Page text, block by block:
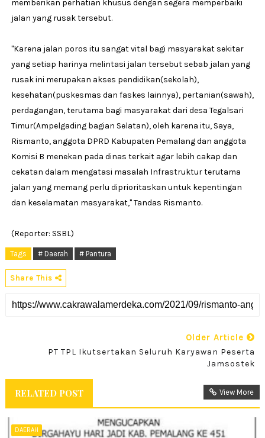
memberikan perhatian khusus dengan segera memperbaiki
jalan yang rusak tersebut.
"Karena jalan poros itu sangat vital bagi masyarakat sekitar
yang setiap harinya melintasi jalan tersebut sebab jalan yang
rusak ini merupakan akses pendidikan(sekolah),
kesehatan(puskesmas dan faskes lainnya), pertanian(sawah),
perdagangan, terutama bagi masyarakat dari desa Tegalsari
Timur(Ampelgading bagian Selatan), oleh karena itu, Saya,
Rismanto, anggota DPRD Kabupaten Pemalang dan anggota
Komisi B menekan pada dinas terkait agar lebih cakap dan
cekatan dalam mengatasi masalah Infrastruktur terutama
jalan yang memang perlu diprioritaskan untuk kepentingan
dan keselamatan masyarakat," Tandas Rismanto.
(Reporter: SSBL)
Tags # Daerah # Pantura
Share This
Older Article
PT TPL Ikutsertakan Seluruh Karyawan Peserta
Jamsostek
RELATED POST View More
DAERAH